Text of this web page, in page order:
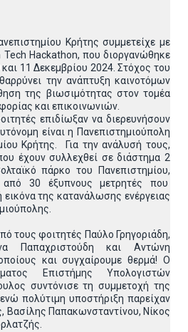
Κρήτης συμμετείχε με
Tech Hackathon, που διοργανώθηκε
11 Δεκεμβρίου 2024. Στόχος του
την ανάπτυξη καινοτόμων
της βιωσιμότητας στον τομέα
και επικοινωνιών.
επιδίωξαν να διερευνήσουν
είναι η Πανεπιστημιούπολη
Κρήτης. Για την ανάλυσή τους,
έχουν συλλεχθεί σε διάστημα 2
πάρκο του Πανεπιστημίου,
30 έξυπνους μετρητές που
της κατανάλωσης ενέργειας
τους φοιτητές Παύλο Γρηγοριάδη,
Παπαχριστούδη και Αντώνη
και συγχαίρουμε θερμά! Ο
Επιστήμης Υπολογιστών
συντόνισε τη συμμετοχή της
πολύτιμη υποστήριξη παρείχαν
Βασίλης Παπακωνσταντίνου, Νίκος